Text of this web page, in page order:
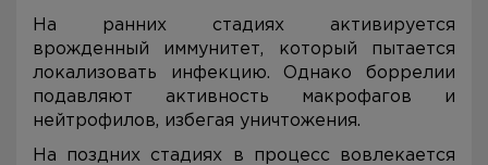
На ранних стадиях активируется
врожденный иммунитет, который пытается
локализовать инфекцию. Однако боррелии
подавляют активность макрофагов и
нейтрофилов, избегая уничтожения.
На поздних стадиях в процесс вовлекается